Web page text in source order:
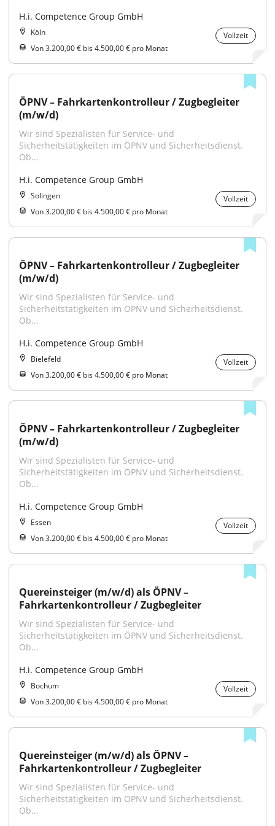
H.i. Competence Group GmbH
Köln
Vollzeit
Von 3.200,00 € bis 4.500,00 € pro Monat
ÖPNV – Fahrkartenkontrolleur / Zugbegleiter
(m/w/d)
Wir sind Spezialisten für Service- und
Sicherheitstätigkeiten im ÖPNV und Sicherheitsdienst.
Ob...
H.i. Competence Group GmbH
Solingen
Vollzeit
Von 3.200,00 € bis 4.500,00 € pro Monat
ÖPNV – Fahrkartenkontrolleur / Zugbegleiter
(m/w/d)
Wir sind Spezialisten für Service- und
Sicherheitstätigkeiten im ÖPNV und Sicherheitsdienst.
Ob...
H.i. Competence Group GmbH
Bielefeld
Vollzeit
Von 3.200,00 € bis 4.500,00 € pro Monat
ÖPNV – Fahrkartenkontrolleur / Zugbegleiter
(m/w/d)
Wir sind Spezialisten für Service- und
Sicherheitstätigkeiten im ÖPNV und Sicherheitsdienst.
Ob...
H.i. Competence Group GmbH
Essen
Vollzeit
Von 3.200,00 € bis 4.500,00 € pro Monat
Quereinsteiger (m/w/d) als ÖPNV –
Fahrkartenkontrolleur / Zugbegleiter
Wir sind Spezialisten für Service- und
Sicherheitstätigkeiten im ÖPNV und Sicherheitsdienst.
Ob...
H.i. Competence Group GmbH
Bochum
Vollzeit
Von 3.200,00 € bis 4.500,00 € pro Monat
Quereinsteiger (m/w/d) als ÖPNV –
Fahrkartenkontrolleur / Zugbegleiter
Wir sind Spezialisten für Service- und
Sicherheitstätigkeiten im ÖPNV und Sicherheitsdienst.
Ob...